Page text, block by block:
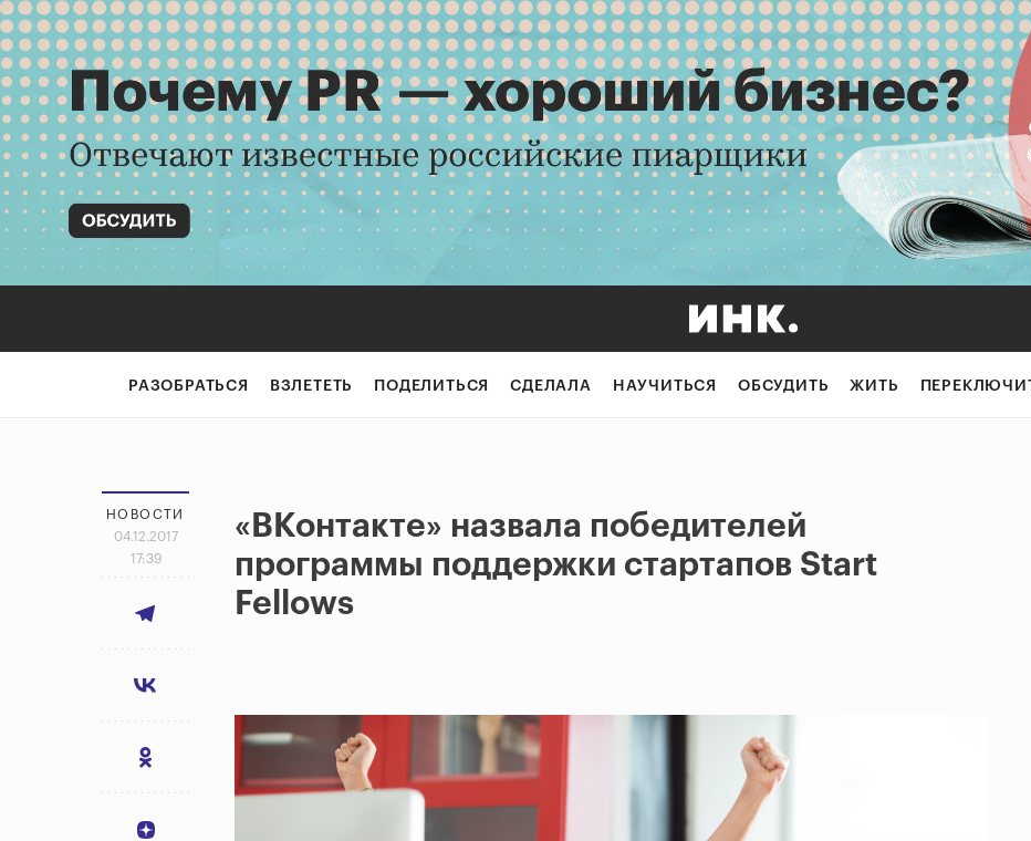
РАЗОБРАТЬСЯ ВЗЛЕТЕТЬ ПОДЕЛИТЬСЯ СДЕЛАЛА НАУЧИТЬСЯ ОБСУДИТЬ ЖИТЬ
НОВОСТИ
04.12.2017
17:39
«ВКонтакте» назвала победителей
программы поддержки стартапов Start
Fellows